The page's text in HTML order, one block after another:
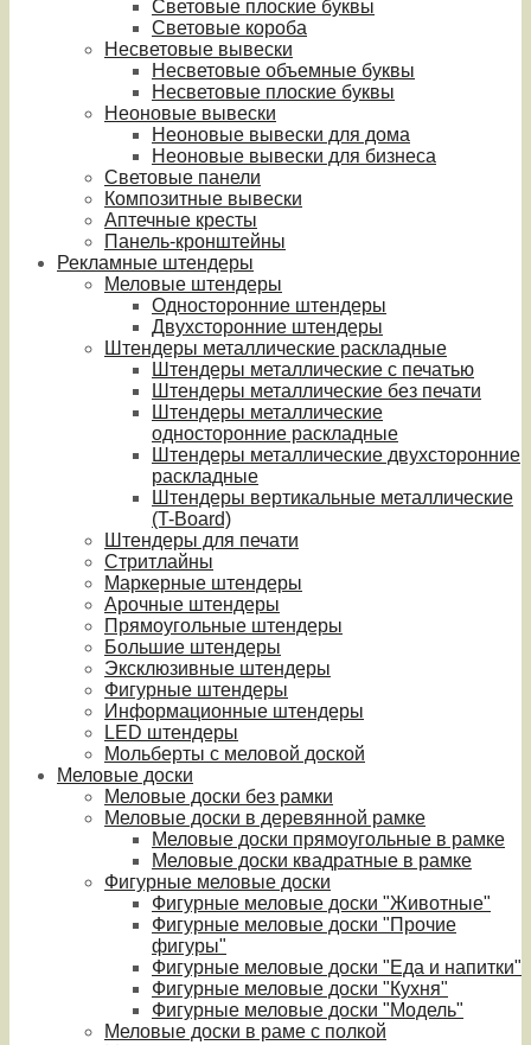
Световые плоские буквы
Световые короба
Несветовые вывески
Несветовые объемные буквы
Несветовые плоские буквы
Неоновые вывески
Неоновые вывески для дома
Неоновые вывески для бизнеса
Световые панели
Композитные вывески
Аптечные кресты
Панель-кронштейны
Рекламные штендеры
Меловые штендеры
Односторонние штендеры
Двухсторонние штендеры
Штендеры металлические раскладные
Штендеры металлические с печатью
Штендеры металлические без печати
Штендеры металлические
односторонние раскладные
Штендеры металлические двухсторонние
раскладные
Штендеры вертикальные металлические
(T-Board)
Штендеры для печати
Стритлайны
Маркерные штендеры
Арочные штендеры
Прямоугольные штендеры
Большие штендеры
Эксклюзивные штендеры
Фигурные штендеры
Информационные штендеры
LED штендеры
Мольберты с меловой доской
Меловые доски
Меловые доски без рамки
Меловые доски в деревянной рамке
Меловые доски прямоугольные в рамке
Меловые доски квадратные в рамке
Фигурные меловые доски
Фигурные меловые доски "Животные"
Фигурные меловые доски "Прочие
фигуры"
Фигурные меловые доски "Еда и напитки"
Фигурные меловые доски "Кухня"
Фигурные меловые доски "Модель"
Меловые доски в раме с полкой